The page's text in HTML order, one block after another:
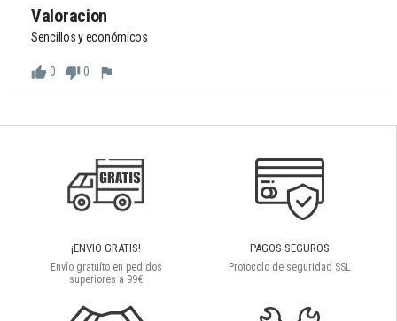
Valoracion
Sencillos y económicos
thumb_up0 thumb_down0 flag
¡ENVIO GRATIS!
Envío gratuíto en pedidos
superiores a 99€
PAGOS SEGUROS
Protocolo de seguridad SSL